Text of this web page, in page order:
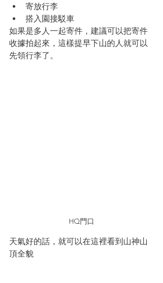
寄放行李
搭入園接駁車
如果是多人一起寄件，建議可以把寄件
收據拍起來，這樣提早下山的人就可以
先領行李了。
HQ門口
天氣好的話，就可以在這裡看到山神山
頂全貌